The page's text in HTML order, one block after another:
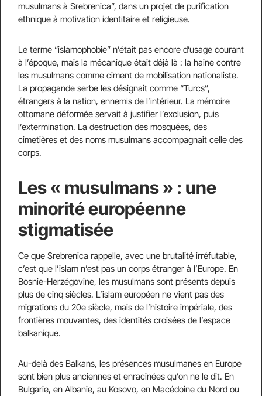
musulmans à Srebrenica”, dans un projet de purification
ethnique à motivation identitaire et religieuse.
Le terme “islamophobie” n’était pas encore d’usage courant
à l’époque, mais la mécanique était déjà là : la haine contre
les musulmans comme ciment de mobilisation nationaliste.
La propagande serbe les désignait comme “Turcs”,
étrangers à la nation, ennemis de l’intérieur. La mémoire
ottomane déformée servait à justifier l’exclusion, puis
l’extermination. La destruction des mosquées, des
cimetières et des noms musulmans accompagnait celle des
corps.
Les « musulmans » : une
minorité européenne
stigmatisée
Ce que Srebrenica rappelle, avec une brutalité irréfutable,
c’est que l’islam n’est pas un corps étranger à l’Europe. En
Bosnie-Herzégovine, les musulmans sont présents depuis
plus de cinq siècles. L’islam européen ne vient pas des
migrations du 20e siècle, mais de l’histoire impériale, des
frontières mouvantes, des identités croisées de l’espace
balkanique.
Au-delà des Balkans, les présences musulmanes en Europe
sont bien plus anciennes et enracinées qu’on ne le dit. En
Bulgarie, en Albanie, au Kosovo, en Macédoine du Nord ou